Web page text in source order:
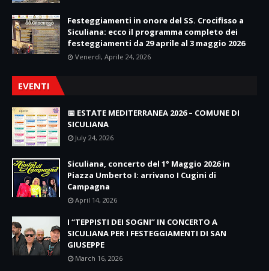
Festeggiamenti in onore del SS. Crocifisso a
Siculiana: ecco il programma completo dei
festeggiamenti da 29 aprile al 3 maggio 2026
Venerdì, Aprile 24, 2026
EVENTI
📅 ESTATE MEDITERRANEA 2026 – COMUNE DI
SICULIANA
July 24, 2026
Siculiana, concerto del 1° Maggio 2026 in
Piazza Umberto I: arrivano I Cugini di
Campagna
April 14, 2026
I “TEPPISTI DEI SOGNI” IN CONCERTO A
SICULIANA PER I FESTEGGIAMENTI DI SAN
GIUSEPPE
March 16, 2026